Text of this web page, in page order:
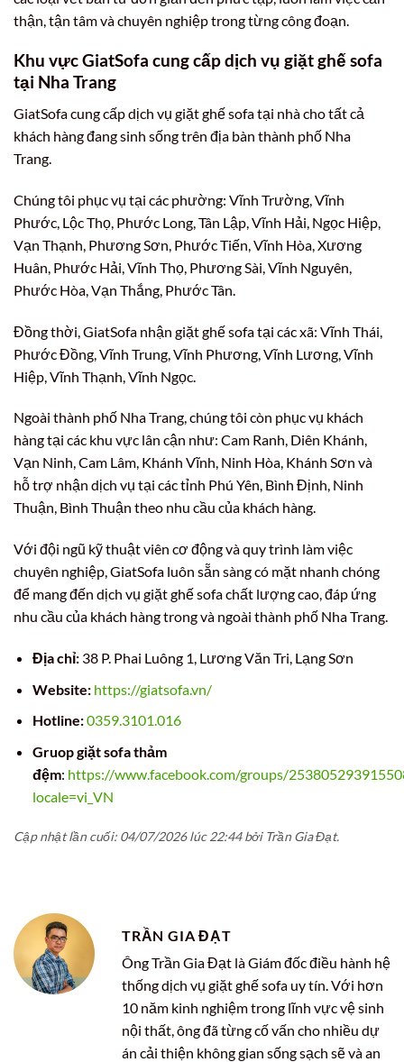
thận, tận tâm và chuyên nghiệp trong từng công đoạn.
Khu vực GiatSofa cung cấp dịch vụ giặt ghế sofa
tại Nha Trang
GiatSofa cung cấp dịch vụ giặt ghế sofa tại nhà cho tất cả
khách hàng đang sinh sống trên địa bàn thành phố Nha
Trang.
Chúng tôi phục vụ tại các phường: Vĩnh Trường, Vĩnh
Phước, Lộc Thọ, Phước Long, Tân Lập, Vĩnh Hải, Ngọc Hiệp,
Vạn Thạnh, Phương Sơn, Phước Tiến, Vĩnh Hòa, Xương
Huân, Phước Hải, Vĩnh Thọ, Phương Sài, Vĩnh Nguyên,
Phước Hòa, Vạn Thắng, Phước Tân.
Đồng thời, GiatSofa nhận giặt ghế sofa tại các xã: Vĩnh Thái,
Phước Đồng, Vĩnh Trung, Vĩnh Phương, Vĩnh Lương, Vĩnh
Hiệp, Vĩnh Thạnh, Vĩnh Ngọc.
Ngoài thành phố Nha Trang, chúng tôi còn phục vụ khách
hàng tại các khu vực lân cận như: Cam Ranh, Diên Khánh,
Vạn Ninh, Cam Lâm, Khánh Vĩnh, Ninh Hòa, Khánh Sơn và
hỗ trợ nhận dịch vụ tại các tỉnh Phú Yên, Bình Định, Ninh
Thuận, Bình Thuận theo nhu cầu của khách hàng.
Với đội ngũ kỹ thuật viên cơ động và quy trình làm việc
chuyên nghiệp, GiatSofa luôn sẵn sàng có mặt nhanh chóng
để mang đến dịch vụ giặt ghế sofa chất lượng cao, đáp ứng
nhu cầu của khách hàng trong và ngoài thành phố Nha Trang.
Địa chỉ:38 P. Phai Luông 1, Lương Văn Tri, Lạng Sơn
Website: https://giatsofa.vn/
Hotline:0359.3101.016
Gruop giặt sofa thảm
đệm: https://www.facebook.com/groups/
locale=vi_VN
Cập nhật lần cuối: 04/07/2026 lúc 22:44 bởi Trần Gia Đạt.
TRẦN GIA ĐẠT
Ông Trần Gia Đạt là Giám đốc điều hành hệ
thống dịch vụ giặt ghế sofa uy tín. Với hơn
10 năm kinh nghiệm trong lĩnh vực vệ sinh
nội thất, ông đã từng cố vấn cho nhiều dự
án cải thiện không gian sống sạch sẽ và an